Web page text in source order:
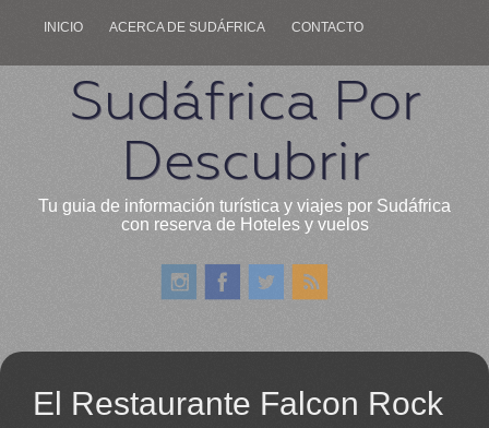
INICIO ACERCA DE SUDÁFRICA CONTACTO
Sudáfrica Por
Descubrir
Tu guia de información turística y viajes por Sudáfrica
con reserva de Hoteles y vuelos
El Restaurante Falcon Rock